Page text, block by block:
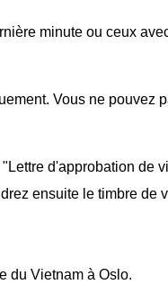
minute ou ceux
Vous ne pouvez
d'approbation de
ensuite le timbre de
du Vietnam à Oslo.